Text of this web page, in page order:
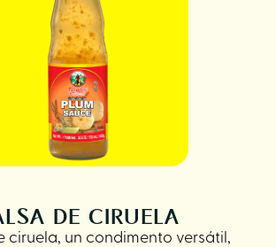
DE CIRUELA
ciruela, un condimento versátil,